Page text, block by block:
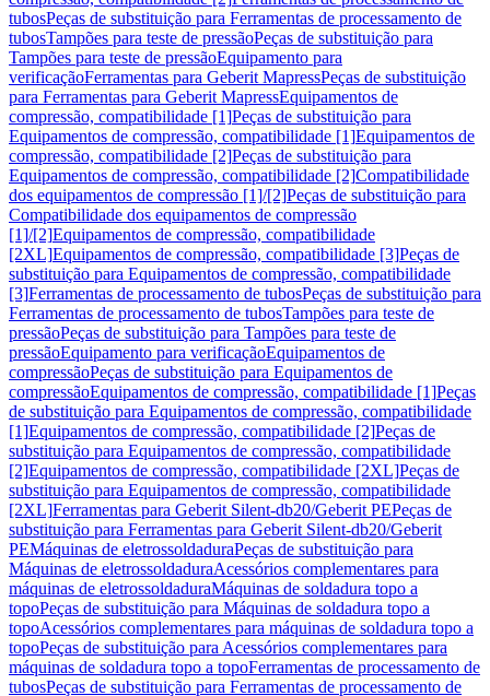
tubosPeças de substituição para Ferramentas de processamento de
tubosTampões para teste de pressãoPeças de substituição para
Tampões para teste de pressãoEquipamento para
verificaçãoFerramentas para Geberit MapressPeças de substituição
para Ferramentas para Geberit MapressEquipamentos de
compressão, compatibilidade [1]Peças de substituição para
Equipamentos de compressão, compatibilidade [1]Equipamentos de
compressão, compatibilidade [2]Peças de substituição para
Equipamentos de compressão, compatibilidade [2]Compatibilidade
dos equipamentos de compressão [1]/[2]Peças de substituição para
Compatibilidade dos equipamentos de compressão
[1]/[2]Equipamentos de compressão, compatibilidade
[2XL]Equipamentos de compressão, compatibilidade [3]Peças de
substituição para Equipamentos de compressão, compatibilidade
[3]Ferramentas de processamento de tubosPeças de substituição para
Ferramentas de processamento de tubosTampões para teste de
pressãoPeças de substituição para Tampões para teste de
pressãoEquipamento para verificaçãoEquipamentos de
compressãoPeças de substituição para Equipamentos de
compressãoEquipamentos de compressão, compatibilidade [1]Peças
de substituição para Equipamentos de compressão, compatibilidade
[1]Equipamentos de compressão, compatibilidade [2]Peças de
substituição para Equipamentos de compressão, compatibilidade
[2]Equipamentos de compressão, compatibilidade [2XL]Peças de
substituição para Equipamentos de compressão, compatibilidade
[2XL]Ferramentas para Geberit Silent-db20/Geberit PEPeças de
substituição para Ferramentas para Geberit Silent-db20/Geberit
PEMáquinas de eletrossoldaduraPeças de substituição para
Máquinas de eletrossoldaduraAcessórios complementares para
máquinas de eletrossoldaduraMáquinas de soldadura topo a
topoPeças de substituição para Máquinas de soldadura topo a
topoAcessórios complementares para máquinas de soldadura topo a
topoPeças de substituição para Acessórios complementares para
máquinas de soldadura topo a topoFerramentas de processamento de
tubosPeças de substituição para Ferramentas de processamento de